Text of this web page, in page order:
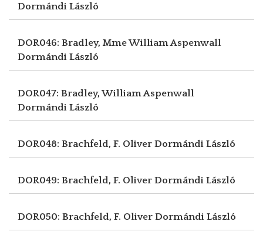
Dormándi László
DOR046: Bradley, Mme William Aspenwall
Dormándi László
DOR047: Bradley, William Aspenwall
Dormándi László
DOR048: Brachfeld, F. Oliver Dormándi László
DOR049: Brachfeld, F. Oliver Dormándi László
DOR050: Brachfeld, F. Oliver Dormándi László